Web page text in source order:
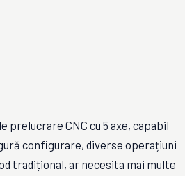
prelucrare CNC cu 5 axe, capabil
configurare, diverse operațiuni
tradițional, ar necesita mai multe